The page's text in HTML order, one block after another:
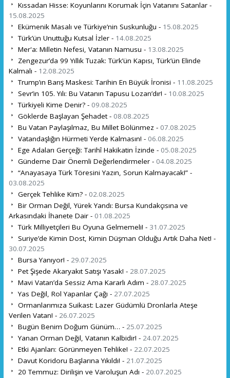
Kıssadan Hisse: Koyunlarını Korumak İçin Vatanını Satanlar -
15.08.2025
Ekümenik Masalı ve Türkiye’nin Suskunluğu - 15.08.2025
Türk’ün Unuttuğu Kutsal İzler - 14.08.2025
Mer'a: Milletin Nefesi, Vatanın Namusu - 13.08.2025
Zengezur’da 99 Yıllık Tuzak: Türk’ün Kapısı, Türk’ün Elinde
Kalmalı - 12.08.2025
Trump’ın Barış Maskesi: Tarihin En Büyük İronisi - 11.08.2025
Sevr’in 105. Yılı: Bu Vatanın Tapusu Lozan’dır! - 10.08.2025
Türkiyeli Kime Denir? - 09.08.2025
Göklerde Başlayan Şehadet - 08.08.2025
Bu Vatan Paylaşılmaz, Bu Millet Bölünmez - 07.08.2025
Vatandaşlığın Hürmeti Yerde Kalmasın! - 06.08.2025
Ege Adaları Gerçeği: Tarihî Hakikatin İzinde - 05.08.2025
Gündeme Dair Önemli Değerlendirmeler - 04.08.2025
“Anayasaya Türk Töresini Yazın, Sorun Kalmayacak!” -
03.08.2025
Gerçek Tehlike Kim? - 02.08.2025
Bir Orman Değil, Yürek Yandı: Bursa Kundakçısına ve
Arkasındaki İhanete Dair - 01.08.2025
Türk Milliyetçileri Bu Oyuna Gelmemeli! - 31.07.2025
Suriye’de Kimin Dost, Kimin Düşman Olduğu Artık Daha Net! -
30.07.2025
Bursa Yanıyor! - 29.07.2025
Pet Şişede Akaryakıt Satışı Yasak! - 28.07.2025
Mavi Vatan’da Sessiz Ama Kararlı Adım - 28.07.2025
Yas Değil, Rol Yapanlar Çağı - 27.07.2025
Ormanlarımıza Suikast: Lazer Güdümlü Dronlarla Ateşe
Verilen Vatan! - 26.07.2025
Bugün Benim Doğum Günüm… - 25.07.2025
Yanan Orman Değil, Vatanın Kalbidir! - 24.07.2025
Etki Ajanları: Görünmeyen Tehlike! - 22.07.2025
Davut Koridoru Başlarına Yıkıldı! - 21.07.2025
20 Temmuz: Dirilişin ve Varoluşun Adı - 20.07.2025